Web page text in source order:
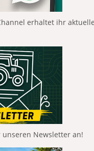
erhaltet ihr
Newsletter an!